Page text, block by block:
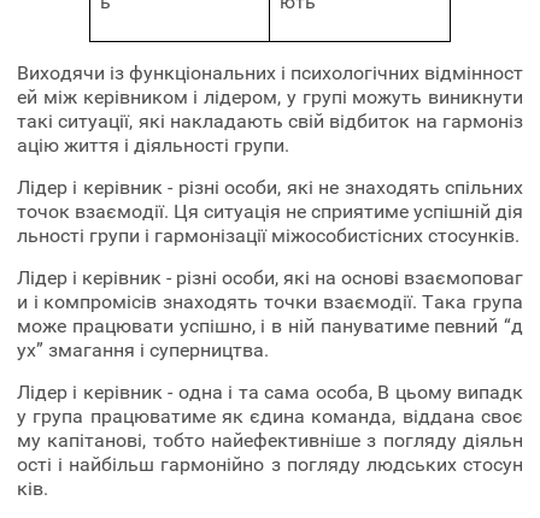
Виходячи із функціональних і психологічних відмінност
ей між керівником і лідером, у групі можуть виникнути
такі ситуації, які накладають свій відбиток на гармоніз
ацію життя і діяльності групи.
Лідер і керівник - різні особи, які не знаходять спільних
точок взаємодії. Ця ситуація не сприятиме успішній дія
льності групи і гармонізації міжособистісних стосунків.
Лідер і керівник - різні особи, які на основі взаємоповаг
и і компромісів знаходять точки взаємодії. Така група
може працювати успішно, і в ній пануватиме певний “д
ух” змагання і суперництва.
Лідер і керівник - одна і та сама особа, В цьому випадк
у група працюватиме як єдина команда, віддана своє
му капітанові, тобто найефективніше з погляду діяльн
ості і найбільш гармонійно з погляду людських стосун
ків.